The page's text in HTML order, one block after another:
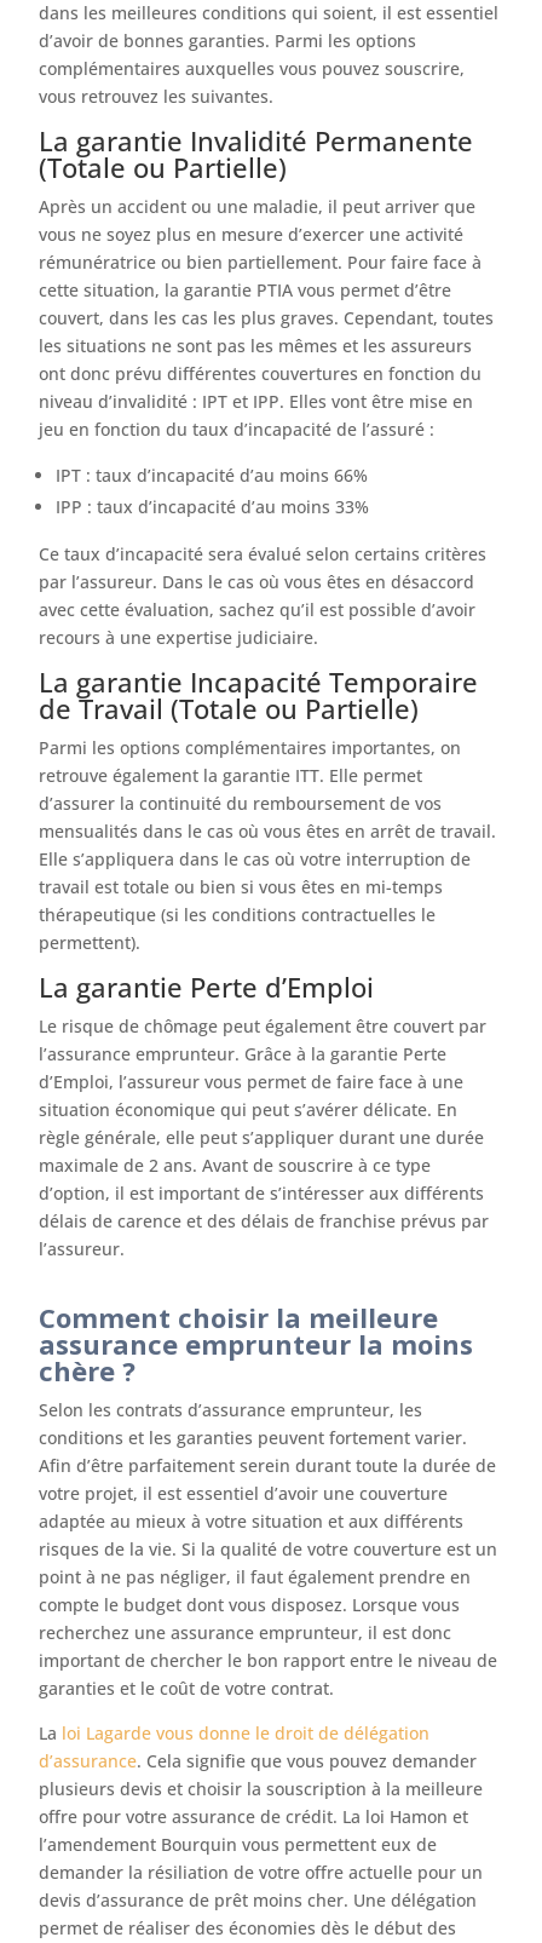
dans les meilleures conditions qui soient, il est essentiel
d’avoir de bonnes garanties. Parmi les options
complémentaires auxquelles vous pouvez souscrire,
vous retrouvez les suivantes.
La garantie Invalidité Permanente
(Totale ou Partielle)
Après un accident ou une maladie, il peut arriver que
vous ne soyez plus en mesure d’exercer une activité
rémunératrice ou bien partiellement. Pour faire face à
cette situation, la garantie PTIA vous permet d’être
couvert, dans les cas les plus graves. Cependant, toutes
les situations ne sont pas les mêmes et les assureurs
ont donc prévu différentes couvertures en fonction du
niveau d’invalidité : IPT et IPP. Elles vont être mise en
jeu en fonction du taux d’incapacité de l’assuré :
IPT : taux d’incapacité d’au moins 66%
IPP : taux d’incapacité d’au moins 33%
Ce taux d’incapacité sera évalué selon certains critères
par l’assureur. Dans le cas où vous êtes en désaccord
avec cette évaluation, sachez qu’il est possible d’avoir
recours à une expertise judiciaire.
La garantie Incapacité Temporaire
de Travail (Totale ou Partielle)
Parmi les options complémentaires importantes, on
retrouve également la garantie ITT. Elle permet
d’assurer la continuité du remboursement de vos
mensualités dans le cas où vous êtes en arrêt de travail.
Elle s’appliquera dans le cas où votre interruption de
travail est totale ou bien si vous êtes en mi-temps
thérapeutique (si les conditions contractuelles le
permettent).
La garantie Perte d’Emploi
Le risque de chômage peut également être couvert par
l’assurance emprunteur. Grâce à la garantie Perte
d’Emploi, l’assureur vous permet de faire face à une
situation économique qui peut s’avérer délicate. En
règle générale, elle peut s’appliquer durant une durée
maximale de 2 ans. Avant de souscrire à ce type
d’option, il est important de s’intéresser aux différents
délais de carence et des délais de franchise prévus par
l’assureur.
Comment choisir la meilleure
assurance emprunteur la moins
chère ?
Selon les contrats d’assurance emprunteur, les
conditions et les garanties peuvent fortement varier.
Afin d’être parfaitement serein durant toute la durée de
votre projet, il est essentiel d’avoir une couverture
adaptée au mieux à votre situation et aux différents
risques de la vie. Si la qualité de votre couverture est un
point à ne pas négliger, il faut également prendre en
compte le budget dont vous disposez. Lorsque vous
recherchez une assurance emprunteur, il est donc
important de chercher le bon rapport entre le niveau de
garanties et le coût de votre contrat.
La loi Lagarde vous donne le droit de délégation
d’assurance. Cela signifie que vous pouvez demander
plusieurs devis et choisir la souscription à la meilleure
offre pour votre assurance de crédit. La loi Hamon et
l’amendement Bourquin vous permettent eux de
demander la résiliation de votre offre actuelle pour un
devis d’assurance de prêt moins cher. Une délégation
permet de réaliser des économies dès le début des